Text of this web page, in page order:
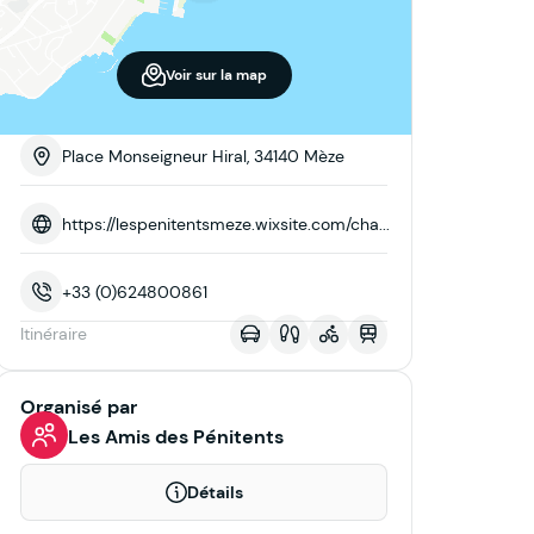
Voir sur la map
Place Monseigneur Hiral, 34140 Mèze
https://lespenitentsmeze.wixsite.com/cha...
+33 (0)624800861
Itinéraire
Organisé par
Les Amis des Pénitents
Détails